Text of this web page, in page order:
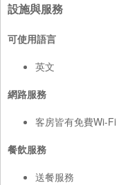
設施與服務
可使用語言
英文
網路服務
客房皆有免費Wi-Fi
餐飲服務
送餐服務